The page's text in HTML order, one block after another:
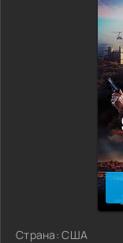
Страна: США